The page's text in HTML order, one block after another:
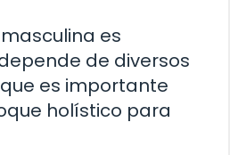
es
de diversos
es importante
holístico para